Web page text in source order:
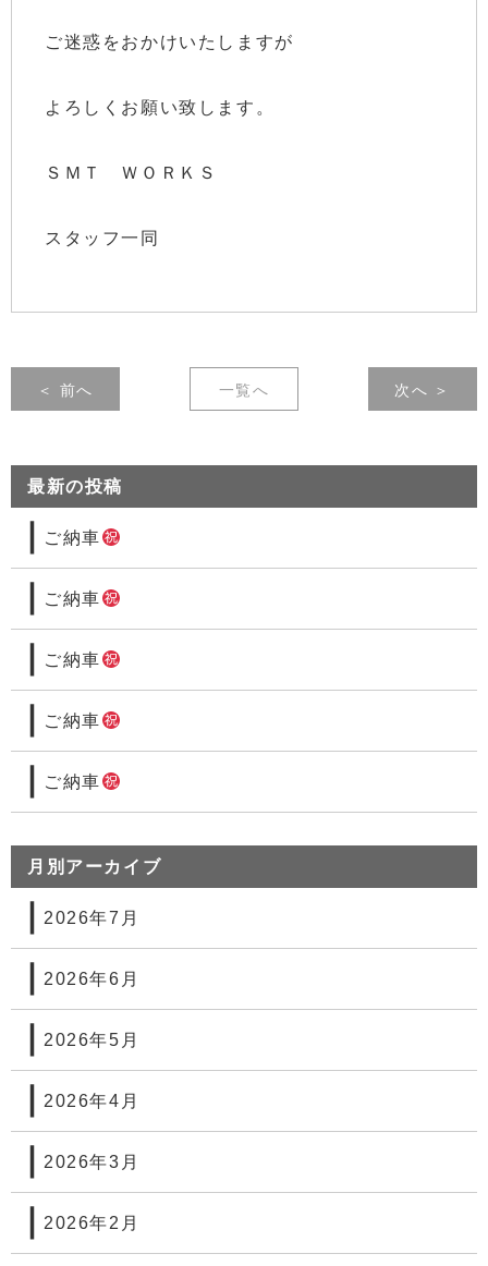
ご迷惑をおかけいたしますが
よろしくお願い致します。
ＳＭＴ ＷＯＲＫＳ
スタッフ一同
＜ 前へ 一覧へ 次へ ＞
最新の投稿
ご納車
ご納車
ご納車
ご納車
ご納車
月別アーカイブ
2026年7月
2026年6月
2026年5月
2026年4月
2026年3月
2026年2月